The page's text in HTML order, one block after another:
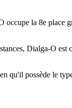
la 8e place
Dialga-O est
qu'il possède le